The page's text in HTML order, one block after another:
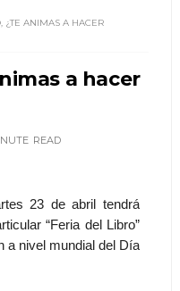
¿TE ANIMAS A HACER
a hacer
READ
23 de abril tendrá
“Feria del Libro”
a nivel mundial del Día